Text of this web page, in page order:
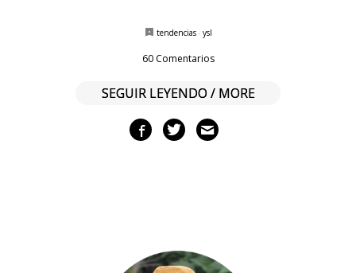
tendencias· ysl
60 Comentarios
SEGUIR LEYENDO / MORE